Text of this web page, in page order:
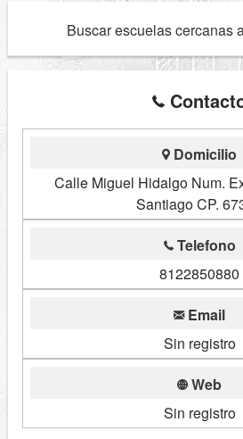
Buscar escuelas cercanas
Domicilio
Calle Miguel Hidalgo Num.
Santiago CP.
Telefono
8122850880
Email
Sin registro
Web
Sin registro